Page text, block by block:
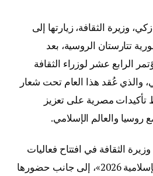
وزيرة الثقافة، زيارتها إلى
تتارستان الروسية، بعد
الرابع عشر لوزراء الثقافة
والذي عُقد هذا العام تحت شعار
مصرية على تعزيز
روسيا والعالم الإسلامي.
الثقافة في افتتاح فعاليات
«كازان عاصمة الثقافة الإسلامية 2026»، إلى جانب حضورها